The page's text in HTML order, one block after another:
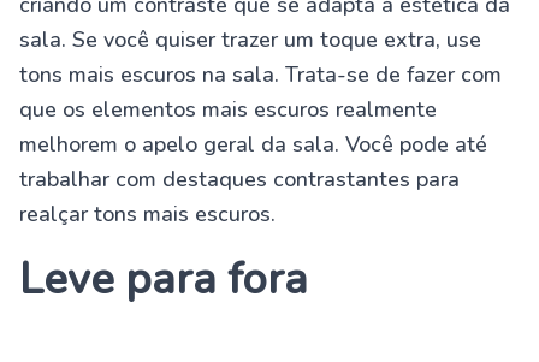
sala. Se você quiser trazer um toque extra, use
tons mais escuros na sala. Trata-se de fazer com
que os elementos mais escuros realmente
melhorem o apelo geral da sala. Você pode até
trabalhar com destaques contrastantes para
realçar tons mais escuros.
Leve para fora